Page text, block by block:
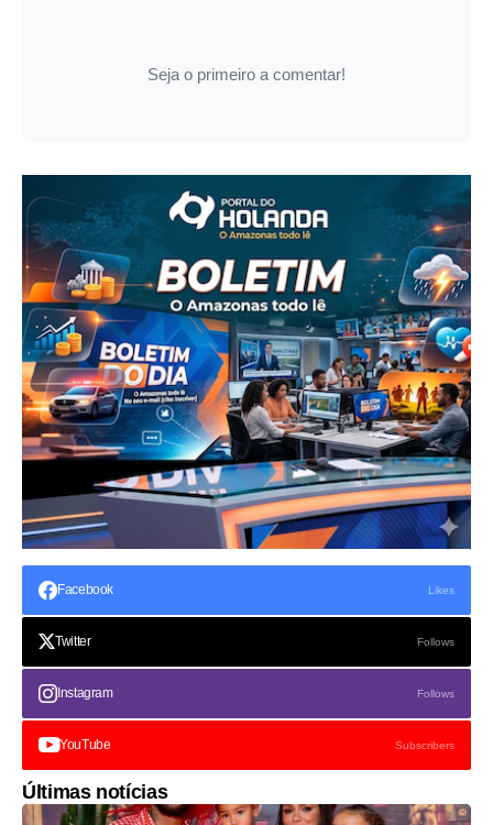
Seja o primeiro a comentar!
Facebook Likes
Twitter Follows
Instagram Follows
YouTube Subscribers
Últimas notícias